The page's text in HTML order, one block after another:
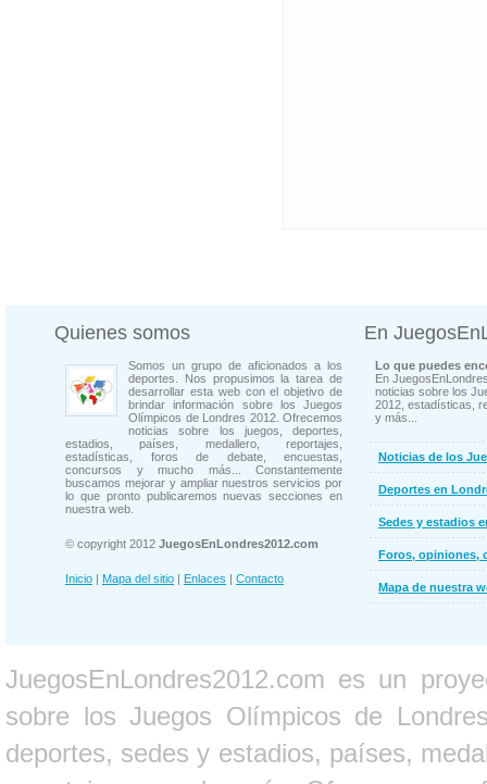
Quienes somos
Somos un grupo de aficionados a los
deportes. Nos propusimos la tarea de
desarrollar esta web con el objetivo de
brindar información sobre los Juegos
Olímpicos de Londres 2012. Ofrecemos
noticias sobre los juegos, deportes,
estadios, países, medallero, reportajes,
estadísticas, foros de debate, encuestas,
concursos y mucho más... Constantemente
buscamos mejorar y ampliar nuestros servicios por
lo que pronto publicaremos nuevas secciones en
nuestra web.
© copyright 2012 JuegosEnLondres2012.com
Inicio | Mapa del sitio | Enlaces | Contacto
En
Lo que puedes
En
noticias sobre los
2012, estadísticas,
y más...
Noticias de los
Deportes en
Sedes y estadios
Foros, opiniones,
Mapa de nuestra
JuegosEnLondres2012.com es un
sobre los Juegos Olímpicos de
deportes, sedes y estadios, países,